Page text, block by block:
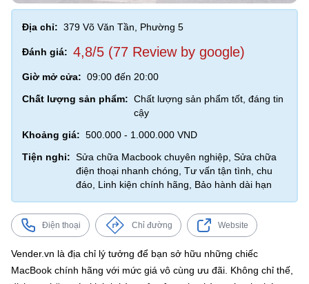
Địa chỉ: 379 Võ Văn Tần, Phường 5
Đánh giá: 4,8/5 (77 Review by google)
Giờ mở cửa: 09:00 đến 20:00
Chất lượng sản phẩm: Chất lượng sản phẩm tốt, đáng tin
cậy
Khoảng giá: 500.000 - 1.000.000 VND
Tiện nghi: Sửa chữa Macbook chuyên nghiệp, Sửa chữa
điện thoại nhanh chóng, Tư vấn tận tình, chu
đáo, Linh kiện chính hãng, Bảo hành dài hạn
Điện thoại Chỉ đường Website
Vender.vn là địa chỉ lý tưởng để bạn sở hữu những chiếc
MacBook chính hãng với mức giá vô cùng ưu đãi. Không chỉ thế,